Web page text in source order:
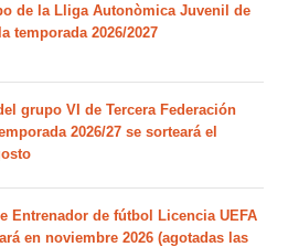
de la Lliga Autonòmica Juvenil de
temporada 2026/2027
grupo VI de Tercera Federación
2026/27 se sorteará el
Entrenador de fútbol Licencia UEFA
en noviembre 2026 (agotadas las